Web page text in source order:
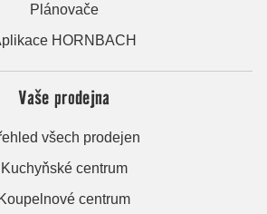
Plánovače
HORNBACH
Vaše prodejna
všech prodejen
Kuchyňské centrum
Koupelnové centrum